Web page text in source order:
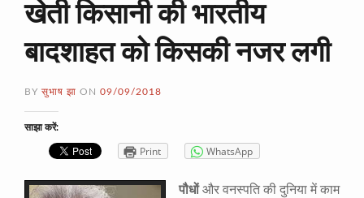
खेती किसानी की भारतीय
बादशाहत को किसकी नजर लगी
BY सुभाष झा ON 09/09/2018
साझा करें:
Print WhatsApp
पौधोंऔर वनस्पति की दुनिया में काम